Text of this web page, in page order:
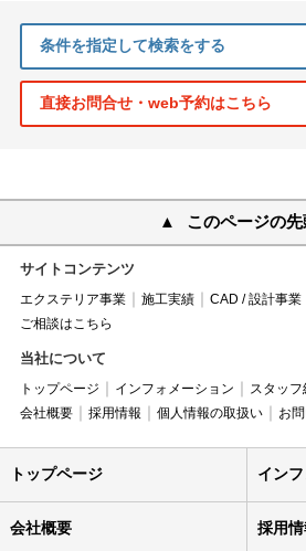
条件を指定して検索をする
直接お問合せ・web予約はこちら
このページの
サイトコンテンツ
エクステリア事業 施工実績 CAD / 設計事業
ご相談はこちら
当社について
トップページ インフォメーション スタッフ
会社概要
採用情報 個人情報の取扱い お
トップページ イン
会社概要 採用情